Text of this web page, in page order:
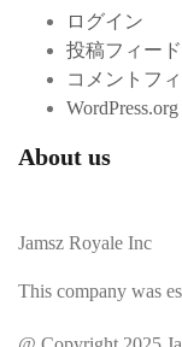
ログイン
投稿フィード
コメントフ
WordPress.org
About us
Jamsz Royale Inc
This company was